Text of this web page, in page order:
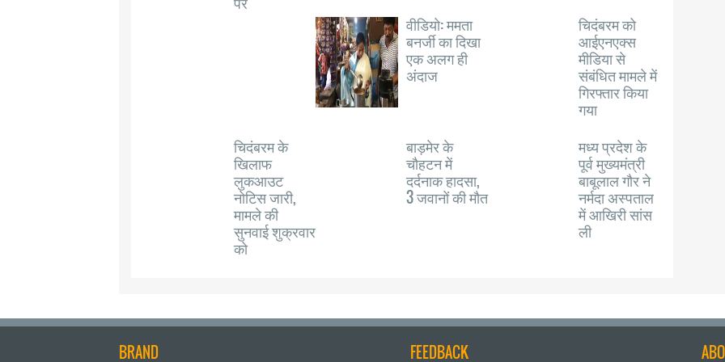
वीडियो: ममता
बनर्जी का दिखा
एक अलग ही
अंदाज
चिदंबरम को
आईएनएक्स
मीडिया से
संबंधित मामले में
गिरफ्तार किया
गया
चिदंबरम के
खिलाफ
लुकआउट
नोटिस जारी,
मामले की
सुनवाई शुक्रवार
को
बाड़मेर के
चौहटन में
दर्दनाक हादसा,
3 जवानों की मौत
मध्य प्रदेश के
पूर्व मुख्यमंत्री
बाबूलाल गौर ने
नर्मदा अस्पताल
में आखिरी सांस
ली
BRAND FEEDBACK